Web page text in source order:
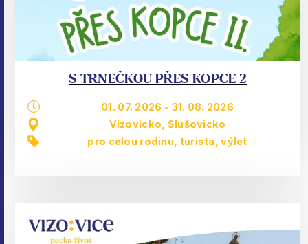
S TRNEČKOU PŘES KOPCE 2
01. 07. 2026 - 31. 08. 2026
Vizovicko, Slušovicko
pro celou rodinu turista ,výlet